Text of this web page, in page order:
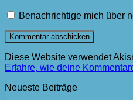
Benachrichtige mich über
Diese Website verwendet
Erfahre, wie deine
Neueste Beiträge